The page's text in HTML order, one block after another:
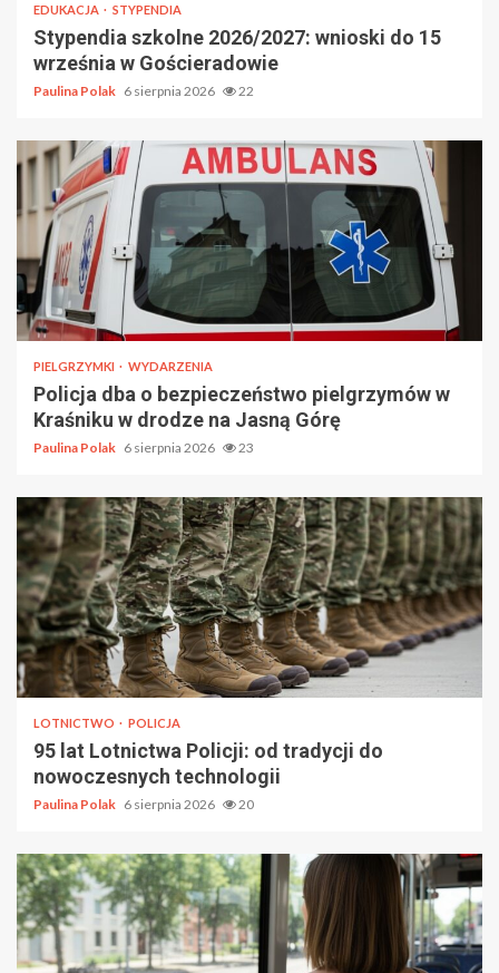
EDUKACJA STYPENDIA
Stypendia szkolne 2026/2027: wnioski do 15
września w Gościeradowie
Paulina Polak 6 sierpnia 2026 22
PIELGRZYMKI WYDARZENIA
Policja dba o bezpieczeństwo pielgrzymów w
Kraśniku w drodze na Jasną Górę
Paulina Polak 6 sierpnia 2026 23
LOTNICTWO POLICJA
95 lat Lotnictwa Policji: od tradycji do
nowoczesnych technologii
Paulina Polak 6 sierpnia 2026 20